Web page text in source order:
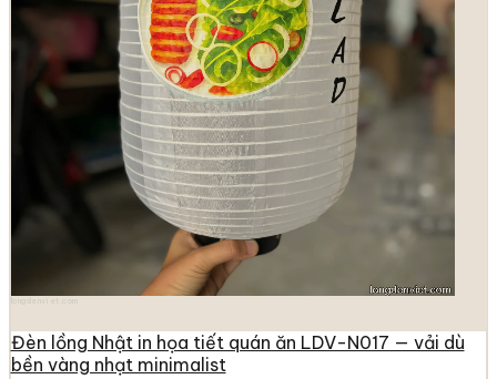
Đèn lồng Nhật in họa tiết quán ăn LDV-N017 — vải dù
bền vàng nhạt minimalist